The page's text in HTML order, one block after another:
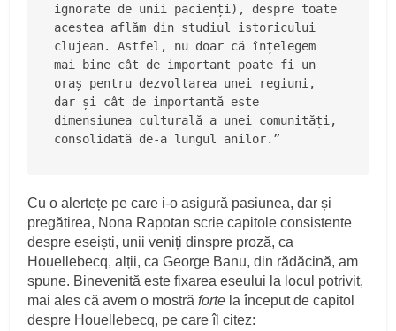
ignorate de unii pacienți), despre toate
acestea aflăm din studiul istoricului
clujean. Astfel, nu doar că înțelegem
mai bine cât de important poate fi un
oraș pentru dezvoltarea unei regiuni,
dar și cât de importantă este
dimensiunea culturală a unei comunități,
consolidată de-a lungul anilor.”
Cu o alertețe pe care i-o asigură pasiunea, dar și
pregătirea, Nona Rapotan scrie capitole consistente
despre eseiști, unii veniți dinspre proză, ca
Houellebecq, alții, ca George Banu, din rădăcină, am
spune. Binevenită este fixarea eseului la locul potrivit,
mai ales că avem o mostră forte la început de capitol
despre Houellebecq, pe care îl citez: